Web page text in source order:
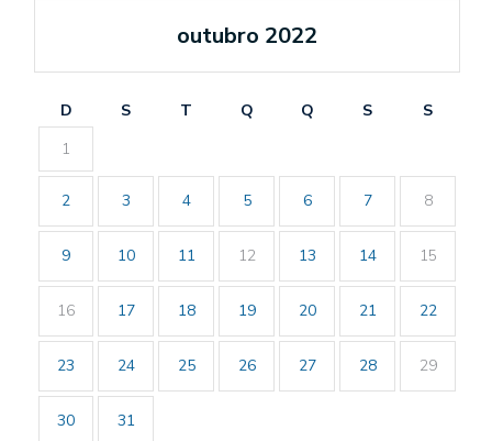
outubro 2022
D S T Q Q S
S
1
2 3 4 5 6 7 8
9 10 11 12 13 14 15
16 17 18 19 20 21 22
23 24 25 26 27 28 29
30 31